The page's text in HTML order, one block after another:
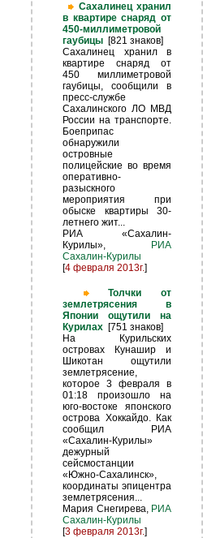
Сахалинец хранил
в квартире снаряд от
450-миллиметровой
гаубицы [821 знаков]
Сахалинец хранил в
квартире снаряд от
450 миллиметровой
гаубицы, сообщили в
пресс-службе
Сахалинского ЛО МВД
России на транспорте.
Боеприпас
обнаружили
островные
полицейские во время
оперативно-
разыскного
мероприятия при
обыске квартиры 30-
летнего жит...
РИА «Сахалин-
Курилы»,
РИА
Сахалин-Курилы
[4 февраля 2013г.]
Толчки от
землетрясения в
Японии ощутили на
Курилах [751 знаков]
На Курильских
островах Кунашир и
Шикотан ощутили
землетрясение,
которое 3 февраля в
01:18 произошло на
юго-востоке японского
острова Хоккайдо. Как
сообщил РИА
«Сахалин-Курилы»
дежурный
сейсмостанции
«Южно-Сахалинск»,
координаты эпицентра
землетрясения...
Мария Снегирева, РИА
Сахалин-Курилы
[3 февраля 2013г.]